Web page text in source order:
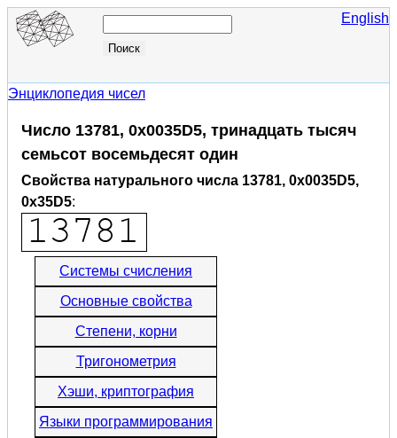
English
Энциклопедия чисел
Число 13781, 0x0035D5, тринадцать тысяч
семьсот восемьдесят один
Свойства натурального числа 13781, 0x0035D5,
0x35D5:
Системы счисления
Основные свойства
Степени, корни
Тригонометрия
Хэши, криптография
Языки программирования